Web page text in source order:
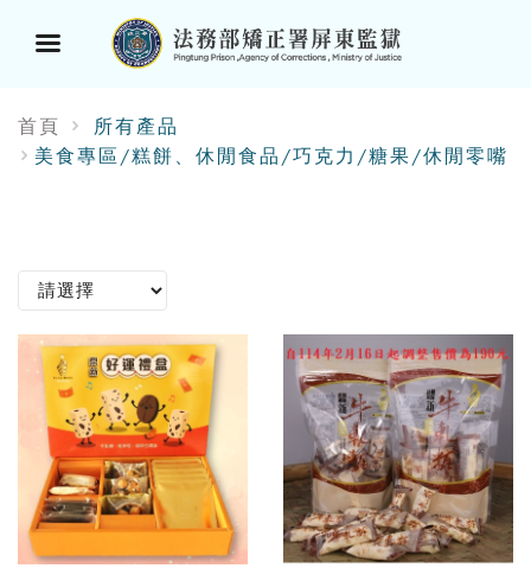
單
首頁
所有產品
美食專區/糕餅、休閒食品/巧克力/糖果/休閒零嘴